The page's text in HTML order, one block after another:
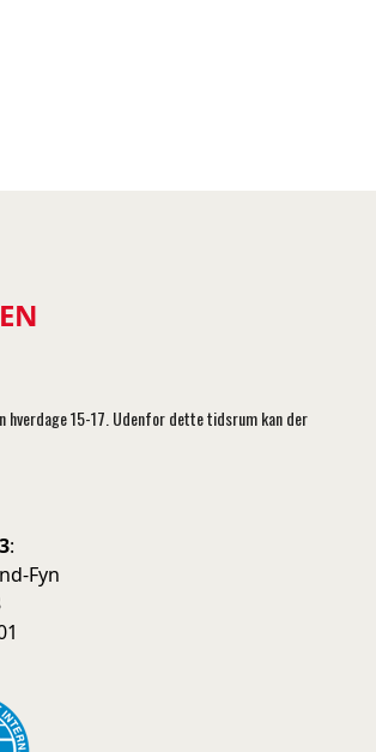
15-17. Udenfor dette tidsrum kan der
:
Fyn